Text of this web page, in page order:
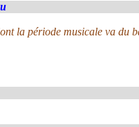
la période musicale va du